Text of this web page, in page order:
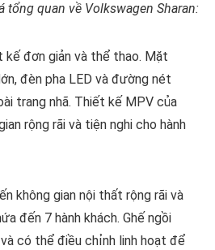
tổng quan về Volkswagen Sharan:
kế đơn giản và thể thao. Mặt
đèn pha LED và đường nét
trang nhã. Thiết kế MPV của
rộng rãi và tiện nghi cho hành
không gian nội thất rộng rãi và
đến 7 hành khách. Ghế ngồi
có thể điều chỉnh linh hoạt để